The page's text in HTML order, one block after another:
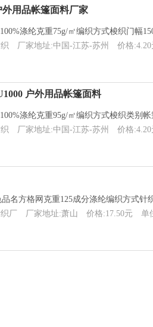
用品帐篷面料厂家
涤纶克重75g/㎡编织方式梭织门幅
厂家地址:中国-江苏-苏州 价格:4.20
户外用品帐篷面料
涤纶克重95g/㎡编织方式梭织类别
厂家地址:中国-江苏-苏州 价格:4.20
名方格网克重125成分涤纶编织方式针
厂 厂家地址:萧山 价格:17.50元 单